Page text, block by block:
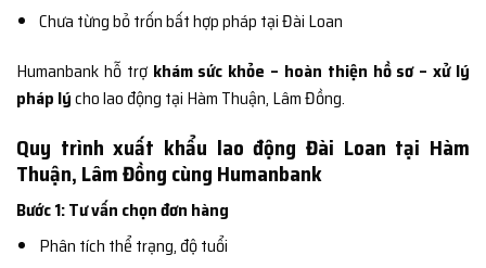
Chưa từng bỏ trốn bất hợp pháp tại Đài Loan
Humanbank hỗ trợ khám sức khỏe – hoàn thiện hồ sơ – xử lý
pháp lýcho lao động tại Hàm Thuận, Lâm Đồng.
Quy trình xuất khẩu lao động Đài Loan tại Hàm
Thuận, Lâm Đồng cùng Humanbank
Bước 1: Tư vấn chọn đơn hàng
Phân tích thể trạng, độ tuổi